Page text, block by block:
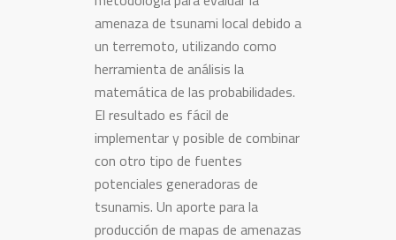
amenaza de tsunami local debido a
un terremoto, utilizando como
herramienta de análisis la
matemática de las probabilidades.
El resultado es fácil de
implementar y posible de combinar
con otro tipo de fuentes
potenciales generadoras de
tsunamis. Un aporte para la
producción de mapas de amenazas